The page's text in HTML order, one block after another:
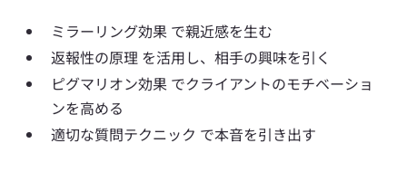
ミラーリング効果 で親近感を生む
返報性の原理 を活用し、相手の興味を引く
ピグマリオン効果 でクライアントのモチベーショ
ンを高める
適切な質問テクニック で本音を引き出す